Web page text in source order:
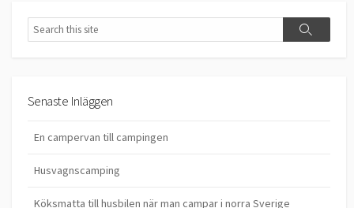
Search
Search
Senaste Inläggen
En campervan till campingen
Husvagnscamping
Köksmatta till husbilen när man campar i norra Sverige